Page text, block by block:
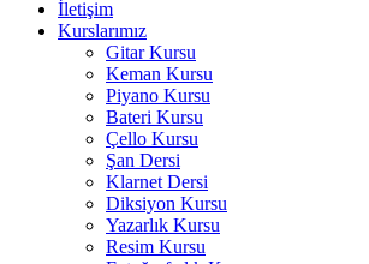
İletişim
Kurslarımız
Gitar Kursu
Keman Kursu
Piyano Kursu
Bateri Kursu
Çello Kursu
Şan Dersi
Klarnet Dersi
Diksiyon Kursu
Yazarlık Kursu
Resim Kursu